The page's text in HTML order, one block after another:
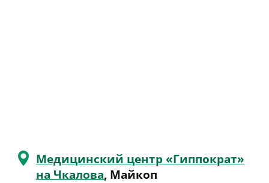
Медицинский центр «Гиппократ»
на Чкалова, Майкоп